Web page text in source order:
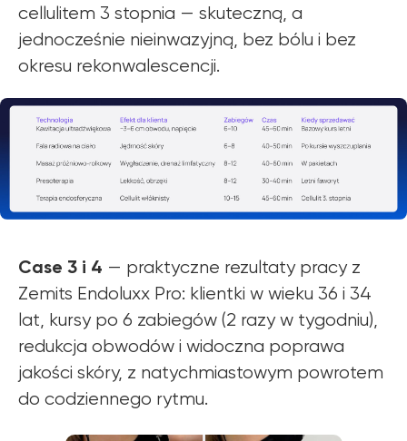
cellulitem 3 stopnia — skuteczną, a
jednocześnie nieinwazyjną, bez bólu i bez
okresu rekonwalescencji.
Case 3 i 4 — praktyczne rezultaty pracy z
Zemits Endoluxx Pro: klientki w wieku 36 i 34
lat, kursy po 6 zabiegów (2 razy w tygodniu),
redukcja obwodów i widoczna poprawa
jakości skóry, z natychmiastowym powrotem
do codziennego rytmu.